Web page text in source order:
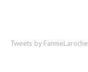
Tweets by FannieLaroche